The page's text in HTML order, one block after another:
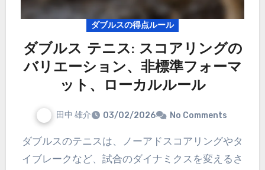
ダブルスの得点ルール
ダブルス テニス: スコアリングの
バリエーション、非標準フォーマ
ット、ローカルルール
田中 雄介 03/02/2026 No Comments
ダブルスのテニスは、ノーアドスコアリングやタ
イブレークなど、試合のダイナミクスを変えるさ